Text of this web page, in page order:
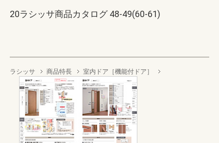
20ラシッサ商品カタログ 48-49(60-61)
ラシッサ 商品特長 室内ドア［機能付ドア］